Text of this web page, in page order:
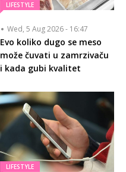
LIFESTYLE
Wed, 5 Aug 2026 - 16:47
Evo koliko dugo se meso
može čuvati u zamrzivaču
i kada gubi kvalitet
LIFESTYLE